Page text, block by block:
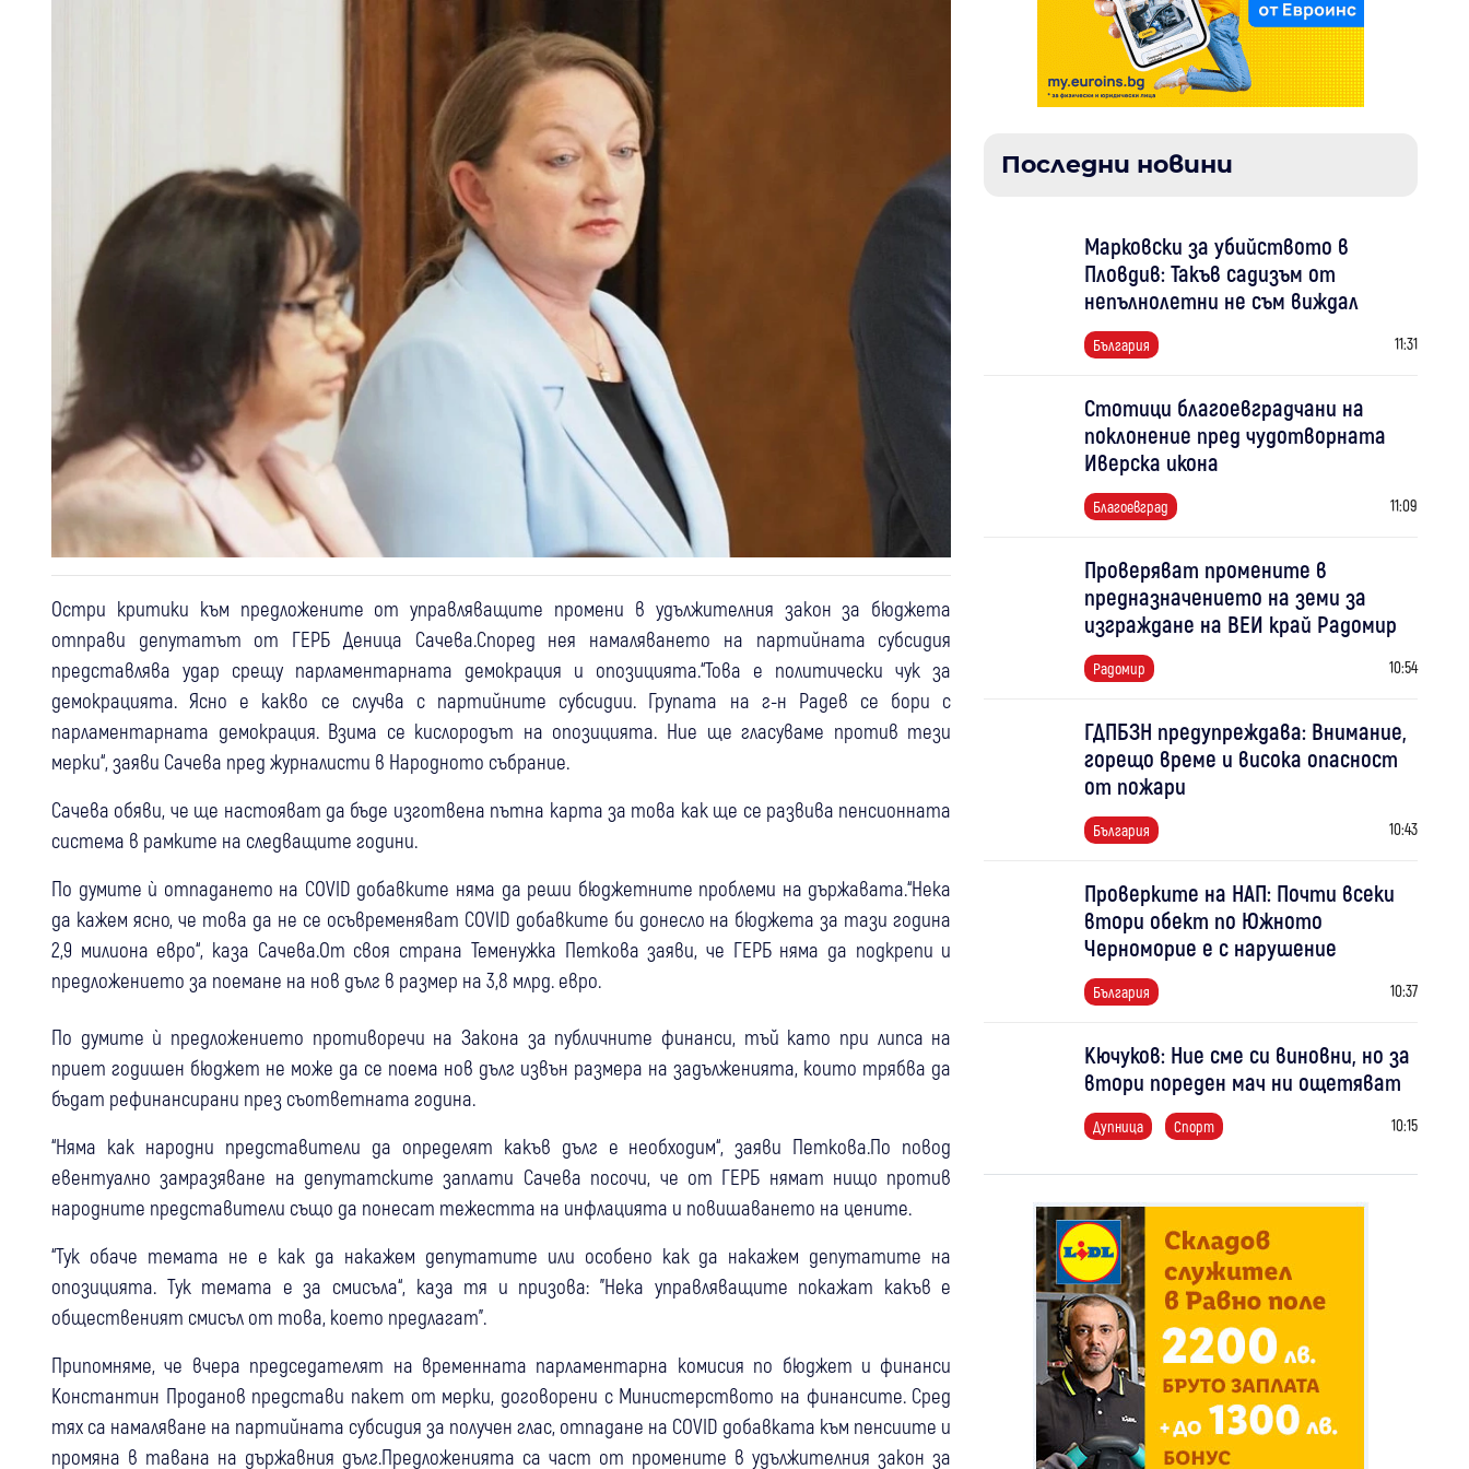
Остри критики към предложените от управляващите промени в удължителния закон за бюджета
отправи депутатът от ГЕРБ Деница Сачева.Според нея намаляването на партийната субсидия
представлява удар срещу парламентарната демокрация и опозицията.“Това е политически чук за
демокрацията. Ясно е какво се случва с партийните субсидии. Групата на г-н Радев се бори с
парламентарната демокрация. Взима се кислородът на опозицията. Ние ще гласуваме против тези
мерки“, заяви Сачева пред журналисти в Народното събрание.
Сачева обяви, че ще настояват да бъде изготвена пътна карта за това как ще се развива пенсионната
система в рамките на следващите години.
По думите ѝ отпадането на COVID добавките няма да реши бюджетните проблеми на държавата.“Нека
да кажем ясно, че това да не се осъвременяват COVID добавките би донесло на бюджета за тази година
2,9 милиона евро“, каза Сачева.От своя страна Теменужка Петкова заяви, че ГЕРБ няма да подкрепи и
предложението за поемане на нов дълг в размер на 3,8 млрд. евро.
По думите ѝ предложението противоречи на Закона за публичните финанси, тъй като при липса на
приет годишен бюджет не може да се поема нов дълг извън размера на задълженията, които трябва да
бъдат рефинансирани през съответната година.
“Няма как народни представители да определят какъв дълг е необходим“, заяви Петкова.По повод
евентуално замразяване на депутатските заплати Сачева посочи, че от ГЕРБ нямат нищо против
народните представители също да понесат тежестта на инфлацията и повишаването на цените.
“Тук обаче темата не е как да накажем депутатите или особено как да накажем депутатите на
опозицията. Тук темата е за смисъла“, каза тя и призова: "Нека управляващите покажат какъв е
общественият смисъл от това, което предлагат".
Припомняме, че вчера председателят на временната парламентарна комисия по бюджет и финанси
Константин Проданов представи пакет от мерки, договорени с Министерството на финансите. Сред
тях са намаляване на партийната субсидия за получен глас, отпадане на COVID добавката към пенсиите и
промяна в тавана на държавния дълг.Предложенията са част от промените в удължителния закон за
Последни новини
Марковски за убийството в
Пловдив: Такъв садизъм от
непълнолетни не съм виждал
България 11:31
Стотици благоевградчани на
поклонение пред чудотворната
Иверска икона
Благоевград 11:09
Проверяват промените в
предназначението на земи за
изграждане на ВЕИ край Радомир
Радомир 10:54
ГДПБЗН предупреждава: Внимание,
горещо време и висока опасност
от пожари
България 10:43
Проверките на НАП: Почти всеки
втори обект по Южното
Черноморие е с нарушение
България 10:37
Кючуков: Ние сме си виновни, но за
втори пореден мач ни ощетяват
Дупница Спорт 10:15